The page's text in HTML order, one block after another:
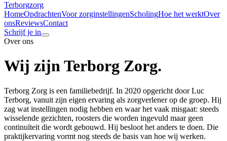
Terborgzorg
HomeOpdrachtenVoor zorginstellingenScholingHoe het werktOver
onsReviewsContact
Schrijf je in
Over ons
Wij zijnTerborg Zorg.
Terborg Zorg is een familiebedrijf. In 2020 opgericht door Luc
Terborg, vanuit zijn eigen ervaring als zorgverlener op de groep. Hij
zag wat instellingen nodig hebben en waar het vaak misgaat: steeds
wisselende gezichten, roosters die worden ingevuld maar geen
continuïteit die wordt gebouwd. Hij besloot het anders te doen. Die
praktijkervaring vormt nog steeds de basis van hoe wij werken.